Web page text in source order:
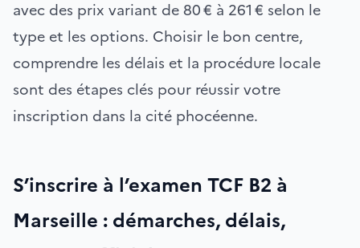
avec des prix variant de 80 € à 261 € selon le
type et les options. Choisir le bon centre,
comprendre les délais et la procédure locale
sont des étapes clés pour réussir votre
inscription dans la cité phocéenne.
S’inscrire à l’examen TCF B2 à
Marseille : démarches, délais,